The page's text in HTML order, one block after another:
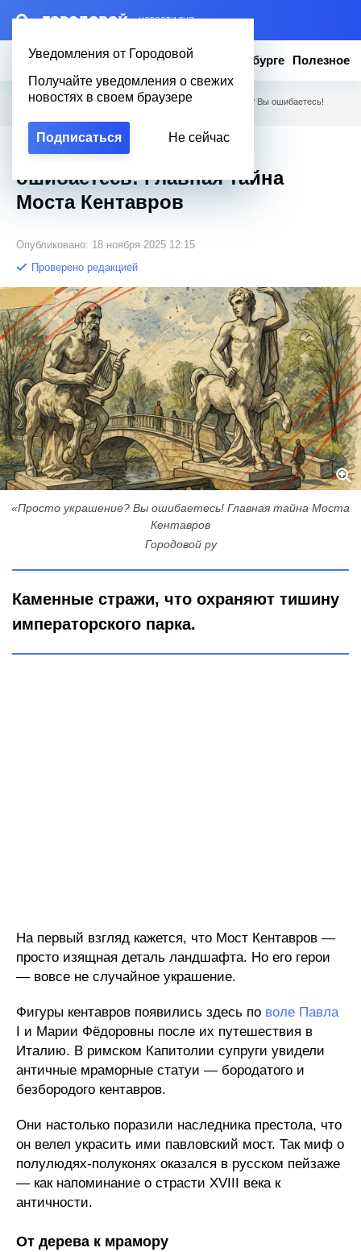
– НОВОСТИ ДНЯ
Уведомления от Городовой
Получайте уведомления о свежих
новостях в своем браузере
Подписаться Не сейчас
Новости Эксклюзив Вопросы о Петербурге Полезное
Городовой Новости Петербурга / «Просто украшение? Вы ошибаетесь!
«Просто украшение? Вы
ошибаетесь! Главная тайна
Моста Кентавров
Опубликовано: 18 ноября 2025 12:15
Проверено редакцией
«Просто украшение? Вы ошибаетесь! Главная тайна Моста
Кентавров
Городовой ру
Каменные стражи, что охраняют тишину
императорского парка.
На первый взгляд кажется, что Мост Кентавров —
просто изящная деталь ландшафта. Но его герои
— вовсе не случайное украшение.
Фигуры кентавров появились здесь по воле Павла
I и Марии Фёдоровны после их путешествия в
Италию. В римском Капитолии супруги увидели
античные мраморные статуи — бородатого и
безбородого кентавров.
Они настолько поразили наследника престола, что
он велел украсить ими павловский мост. Так миф о
полулюдях-полуконях оказался в русском пейзаже
— как напоминание о страсти XVIII века к
античности.
От дерева к мрамору